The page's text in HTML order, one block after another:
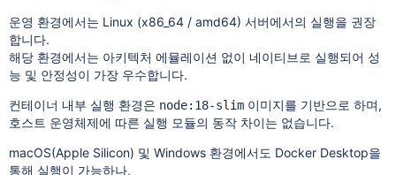
운영 환경에서는 Linux (x86_64 / amd64) 서버에서의 실행을 권장
합니다.
해당 환경에서는 아키텍처 에뮬레이션 없이 네이티브로 실행되어 성
능 및 안정성이 가장 우수합니다.
컨테이너 내부 실행 환경은 node:18-slim이미지를 기반으로 하며,
호스트 운영체제에 따른 실행 모듈의 동작 차이는 없습니다.
macOS(Apple Silicon) 및 Windows 환경에서도 Docker Desktop을
통해 실행이 가능하나,